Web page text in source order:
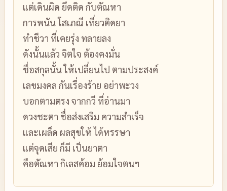
แต่เดินผิด ยึดติด กับตัณหา
การพนัน โสเภณี เที่ยวติดยา
ทำชีวา ที่เคยรุ่ง ทลายลง
ดังนั้นแล้ว จิตใจ ต้องคงมั่น
ชื่อสกุลนั้น ให้เปลี่ยนไป ตามประสงค์
เลขมงคล กันเรื่องร้าย อย่าพะวง
บอกตามตรง จากกวี ที่อ่านมา
ดวงชะตา ชื่อส่งเสริม ความสำเร็จ
และเผล็ด ผลสุขให้ ได้หรรษา
แต่จุดเสีย ก็มี เป็นยาตา
คือตัณหา กิเลสค้อม ย้อมใจตนฯ